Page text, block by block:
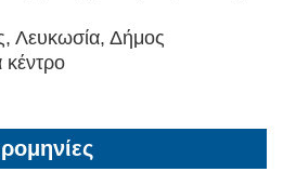
Λευκωσία, Δήμος